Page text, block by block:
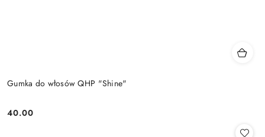
Gumka do włosów QHP "Shine"
Cena:
40.00